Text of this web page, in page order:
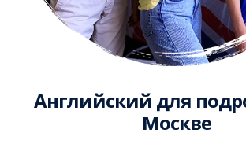
Английский для
Москве